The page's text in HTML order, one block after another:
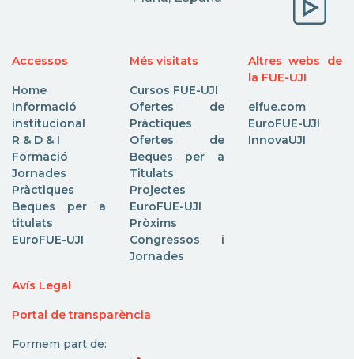
Accessos
Home
Informació
institucional
R & D & I
Formació
Jornades
Pràctiques
Beques per a
titulats
EuroFUE-UJI
Més visitats
Cursos FUE-UJI
Ofertes de
Pràctiques
Ofertes de
Beques per a
Titulats
Projectes
EuroFUE-UJI
Pròxims
Congressos i
Jornades
Altres webs de
la FUE-UJI
elfue.com
EuroFUE-UJI
InnovaUJI
Avís Legal
Portal de transparència
Formem part de: